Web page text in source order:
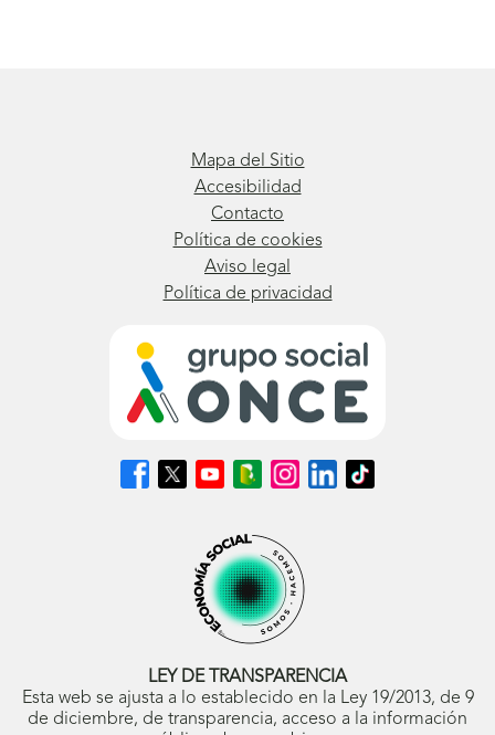
Mapa del Sitio
Accesibilidad
Contacto
Política de cookies
Aviso legal
Política de privacidad
Síguenos
en
Síguenos
en
ventana
nueva)
Síguenos
en
abrirá
en
ventana
nueva)
Síguenos
en
Blog
ONCE
(se
abrirá
en
ventana
Síguenos
en
abrirá
en
ventana
nueva)
Síguenos
en
Síguenos
en
LEY DE TRANSPARENCIA
Esta web se ajusta a lo establecido en la Ley 19/2013, de 9
de diciembre, de transparencia, acceso a la información